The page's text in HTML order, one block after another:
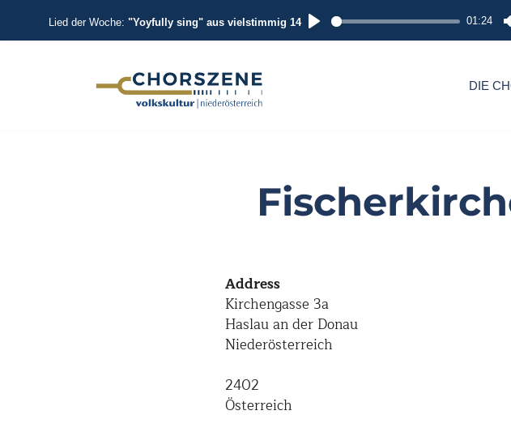
Lied der Woche: "Yoyfully sing" aus vielstimmig 14
P
01:24
DIE
Address
Kirchengasse 3a
Haslau an der Donau
Niederösterreich
2402
Österreich